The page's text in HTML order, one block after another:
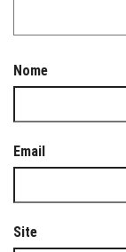
Nome
Email
Site